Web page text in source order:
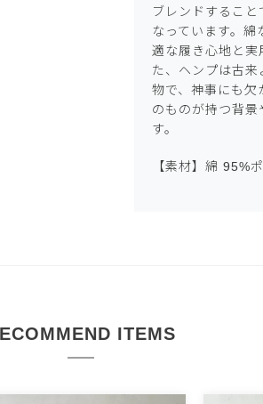
ブレンドするこ
なっています。綿
適な履き心地と実
た、ヘンプは古
物で、神事にも欠
のものが持つ背景
す。
【素材】綿 95%
ITEMS